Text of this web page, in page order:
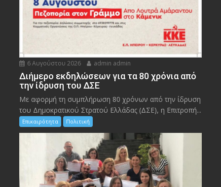
6 Αυγούστου 2026 admin admin
Διήμερο εκδηλώσεων για τα 80 χρόνια από
την ίδρυση του ΔΣΕ
Με αφορμή τη συμπλήρωση 80 χρόνων από την ίδρυση
του Δημοκρατικού Στρατού Ελλάδας (ΔΣΕ), η Επιτροπή...
Επικαιρότητα Πολιτική